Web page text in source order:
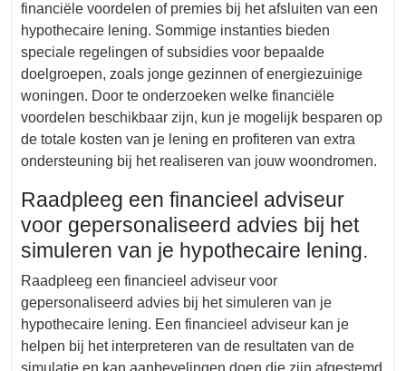
financiële voordelen of premies bij het afsluiten van een
hypothecaire lening. Sommige instanties bieden
speciale regelingen of subsidies voor bepaalde
doelgroepen, zoals jonge gezinnen of energiezuinige
woningen. Door te onderzoeken welke financiële
voordelen beschikbaar zijn, kun je mogelijk besparen op
de totale kosten van je lening en profiteren van extra
ondersteuning bij het realiseren van jouw woondromen.
Raadpleeg een financieel adviseur
voor gepersonaliseerd advies bij het
simuleren van je hypothecaire lening.
Raadpleeg een financieel adviseur voor
gepersonaliseerd advies bij het simuleren van je
hypothecaire lening. Een financieel adviseur kan je
helpen bij het interpreteren van de resultaten van de
simulatie en kan aanbevelingen doen die zijn afgestemd